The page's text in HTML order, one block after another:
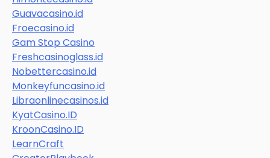
Guavacasino.id
Froecasino.id
Gam Stop Casino
Freshcasinoglass.id
Nobettercasino.id
Monkeyfuncasino.id
Libraonlinecasinos.id
KyatCasino.ID
KroonCasino.ID
LearnCraft